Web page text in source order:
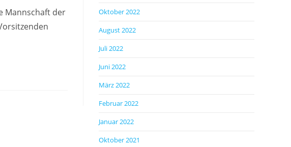
Mannschaft der
Oktober 2022
August 2022
Juli 2022
Juni 2022
März 2022
Februar 2022
Januar 2022
Oktober 2021